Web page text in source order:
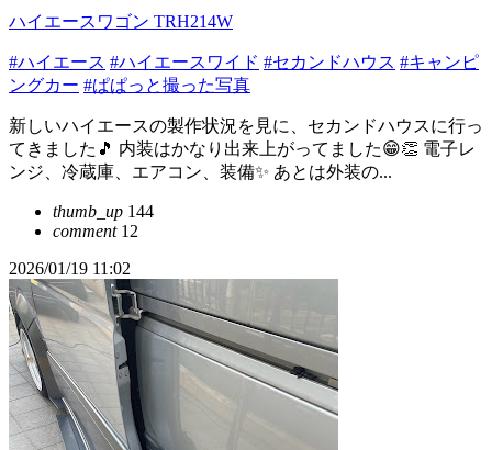
ハイエースワゴン TRH214W
#ハイエース #ハイエースワイド #セカンドハウス #キャンピ
ングカー #ぱぱっと撮った写真
新しいハイエースの製作状況を見に、セカンドハウスに行っ
てきました🎵 内装はかなり出来上がってました😁👏 電子レ
ンジ、冷蔵庫、エアコン、装備✨ あとは外装の...
thumb_up 144
comment12
2026/01/19 11:02